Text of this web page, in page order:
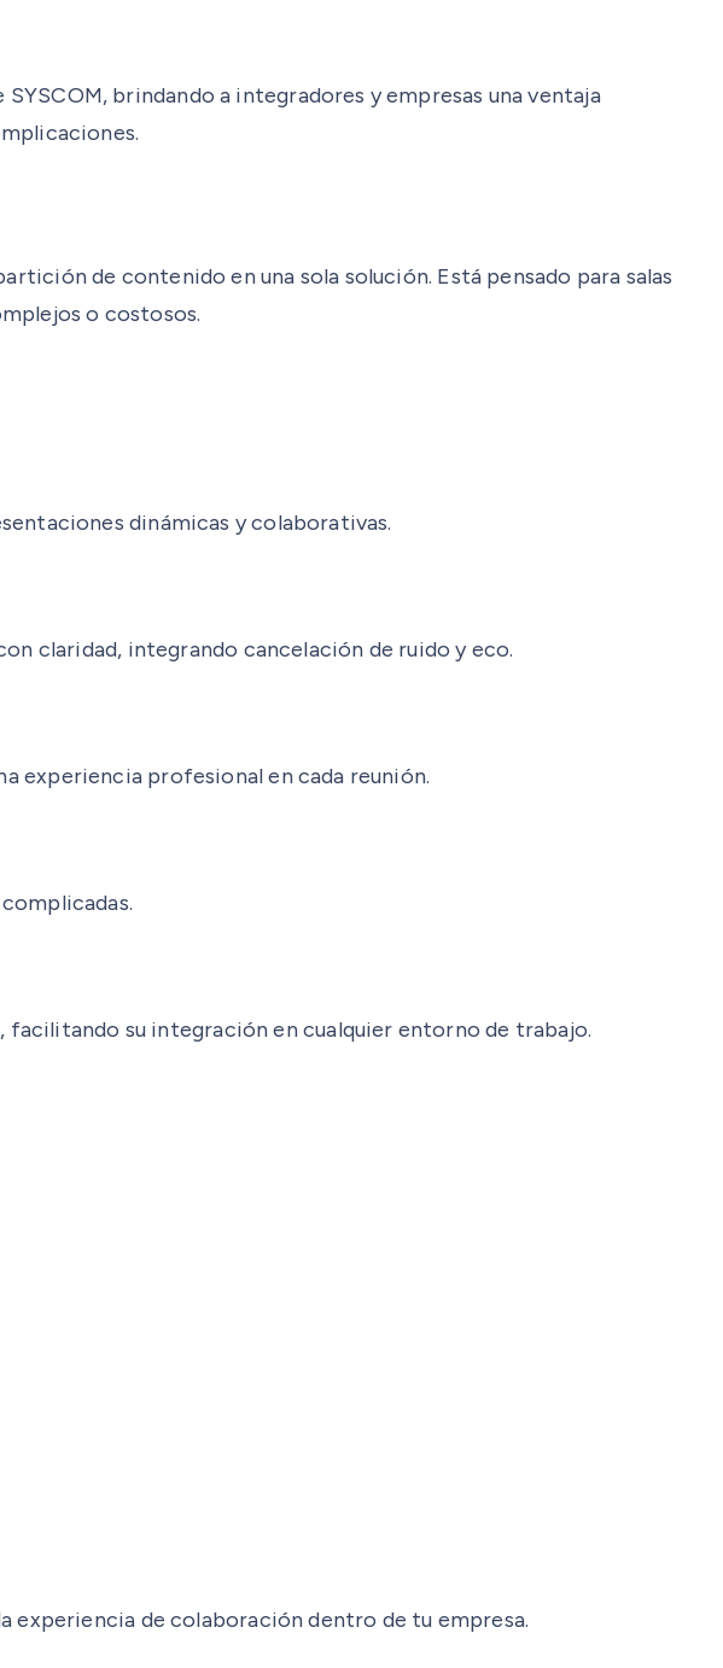
brindando a integradores y empresas una ventaja
de contenido en una sola solución. Está pensado para salas
o costosos.
dinámicas y colaborativas.
claridad, integrando cancelación de ruido y eco.
experiencia profesional en cada reunión.
su integración en cualquier entorno de trabajo.
experiencia de colaboración dentro de tu empresa.